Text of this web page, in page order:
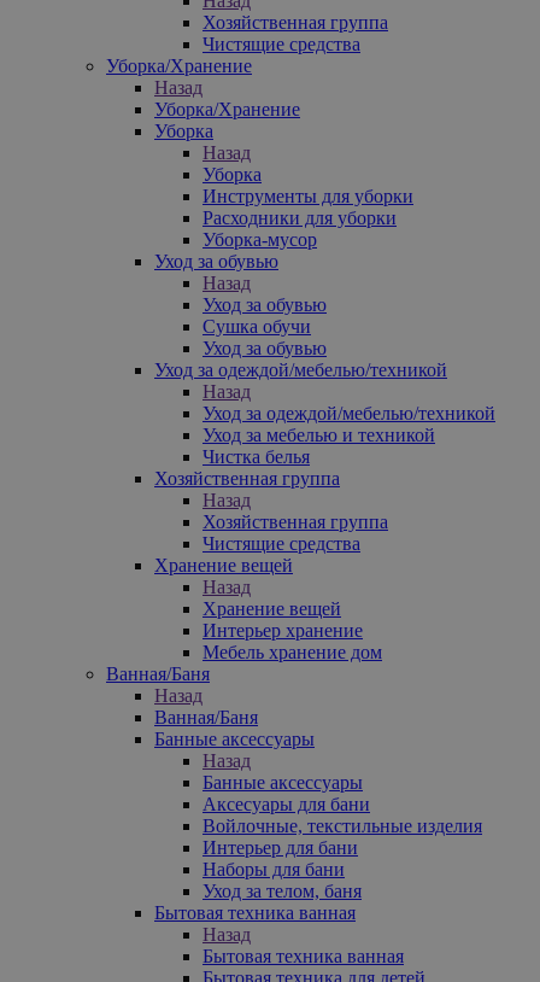
Хозяйственная группа
Чистящие средства
Уборка/Хранение
Назад
Уборка/Хранение
Уборка
Назад
Уборка
Инструменты для уборки
Расходники для уборки
Уборка-мусор
Уход за обувью
Назад
Уход за обувью
Сушка обучи
Уход за обувью
Уход за одеждой/мебелью/техникой
Назад
Уход за одеждой/мебелью/техникой
Уход за мебелью и техникой
Чистка белья
Хозяйственная группа
Назад
Хозяйственная группа
Чистящие средства
Хранение вещей
Назад
Хранение вещей
Интерьер хранение
Мебель хранение дом
Ванная/Баня
Назад
Ванная/Баня
Банные аксессуары
Назад
Банные аксессуары
Аксесуары для бани
Войлочные, текстильные изделия
Интерьер для бани
Наборы для бани
Уход за телом, баня
Бытовая техника ванная
Назад
Бытовая техника ванная
Бытовая техника для детей